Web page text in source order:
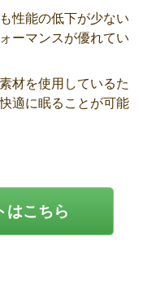
性能の低下が少ない
ーマンスが優れてい
材を使用しているた
適に眠ることが可能
はこちら